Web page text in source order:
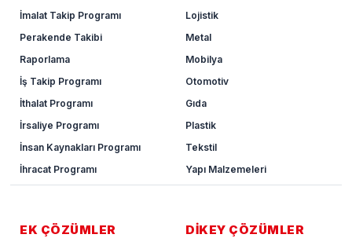
İmalat Takip Programı
Perakende Takibi
Raporlama
İş Takip Programı
İthalat Programı
İrsaliye Programı
İnsan Kaynakları Programı
İhracat Programı
Lojistik
Metal
Mobilya
Otomotiv
Gıda
Plastik
Tekstil
Yapı Malzemeleri
EK ÇÖZÜMLER DİKEY ÇÖZÜMLER